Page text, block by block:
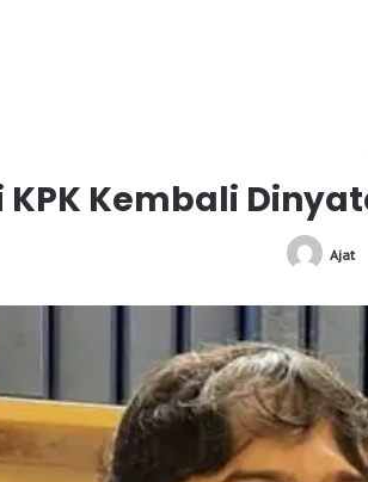
KPK Kembali
Ajat